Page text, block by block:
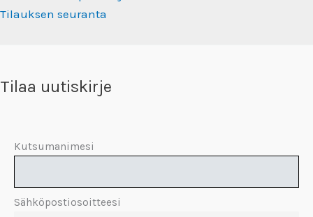
Tilauksen seuranta
Tilaa uutiskirje
Kutsumanimesi
Sähköpostiosoitteesi